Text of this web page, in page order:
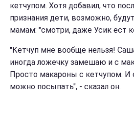
кетчупом. Хотя добавил, что
признания дети, возможно,
мамам: "смотри, даже Усик ест
"Кетчуп мне вообще нельзя!
иногда ложечку замешаю и с
Просто макароны с кетчупом.
можно посыпать", - сказал он.